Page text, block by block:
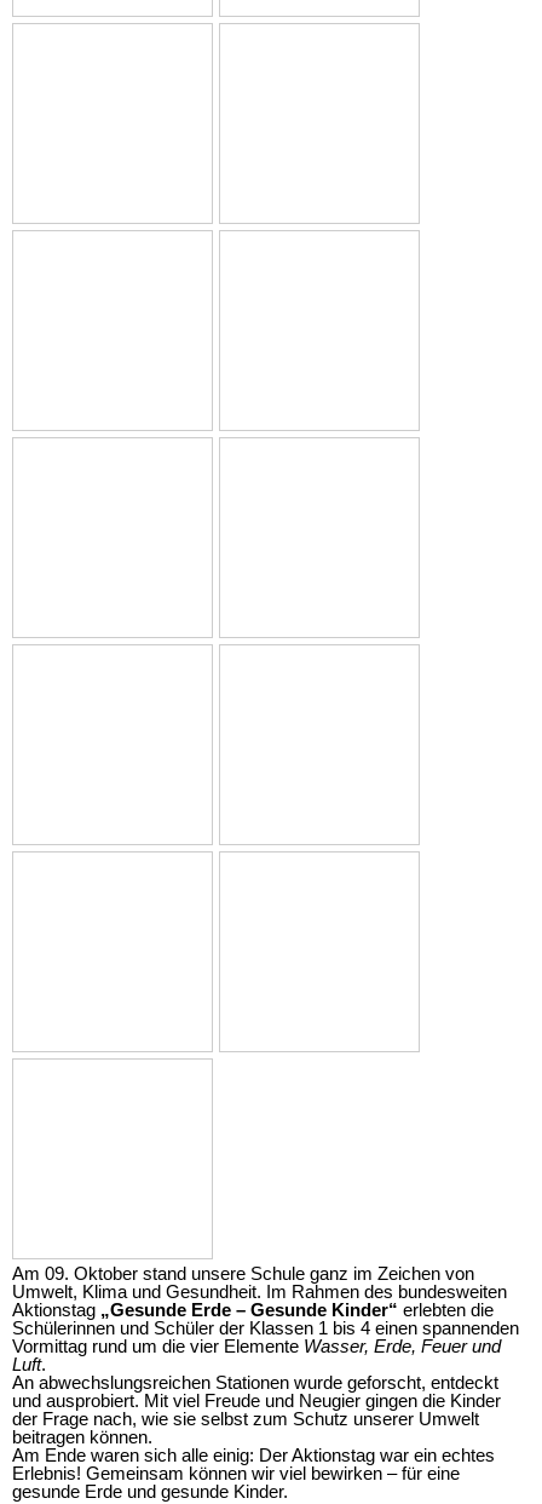
Am 09. Oktober stand unsere Schule ganz im Zeichen von
Umwelt, Klima und Gesundheit. Im Rahmen des bundesweiten
Aktionstag „Gesunde Erde – Gesunde Kinder“ erlebten die
Schülerinnen und Schüler der Klassen 1 bis 4 einen spannenden
Vormittag rund um die vier Elemente Wasser, Erde, Feuer und
Luft.
An abwechslungsreichen Stationen wurde geforscht, entdeckt
und ausprobiert. Mit viel Freude und Neugier gingen die Kinder
der Frage nach, wie sie selbst zum Schutz unserer Umwelt
beitragen können.
Am Ende waren sich alle einig: Der Aktionstag war ein echtes
Erlebnis! Gemeinsam können wir viel bewirken – für eine
gesunde Erde und gesunde Kinder.